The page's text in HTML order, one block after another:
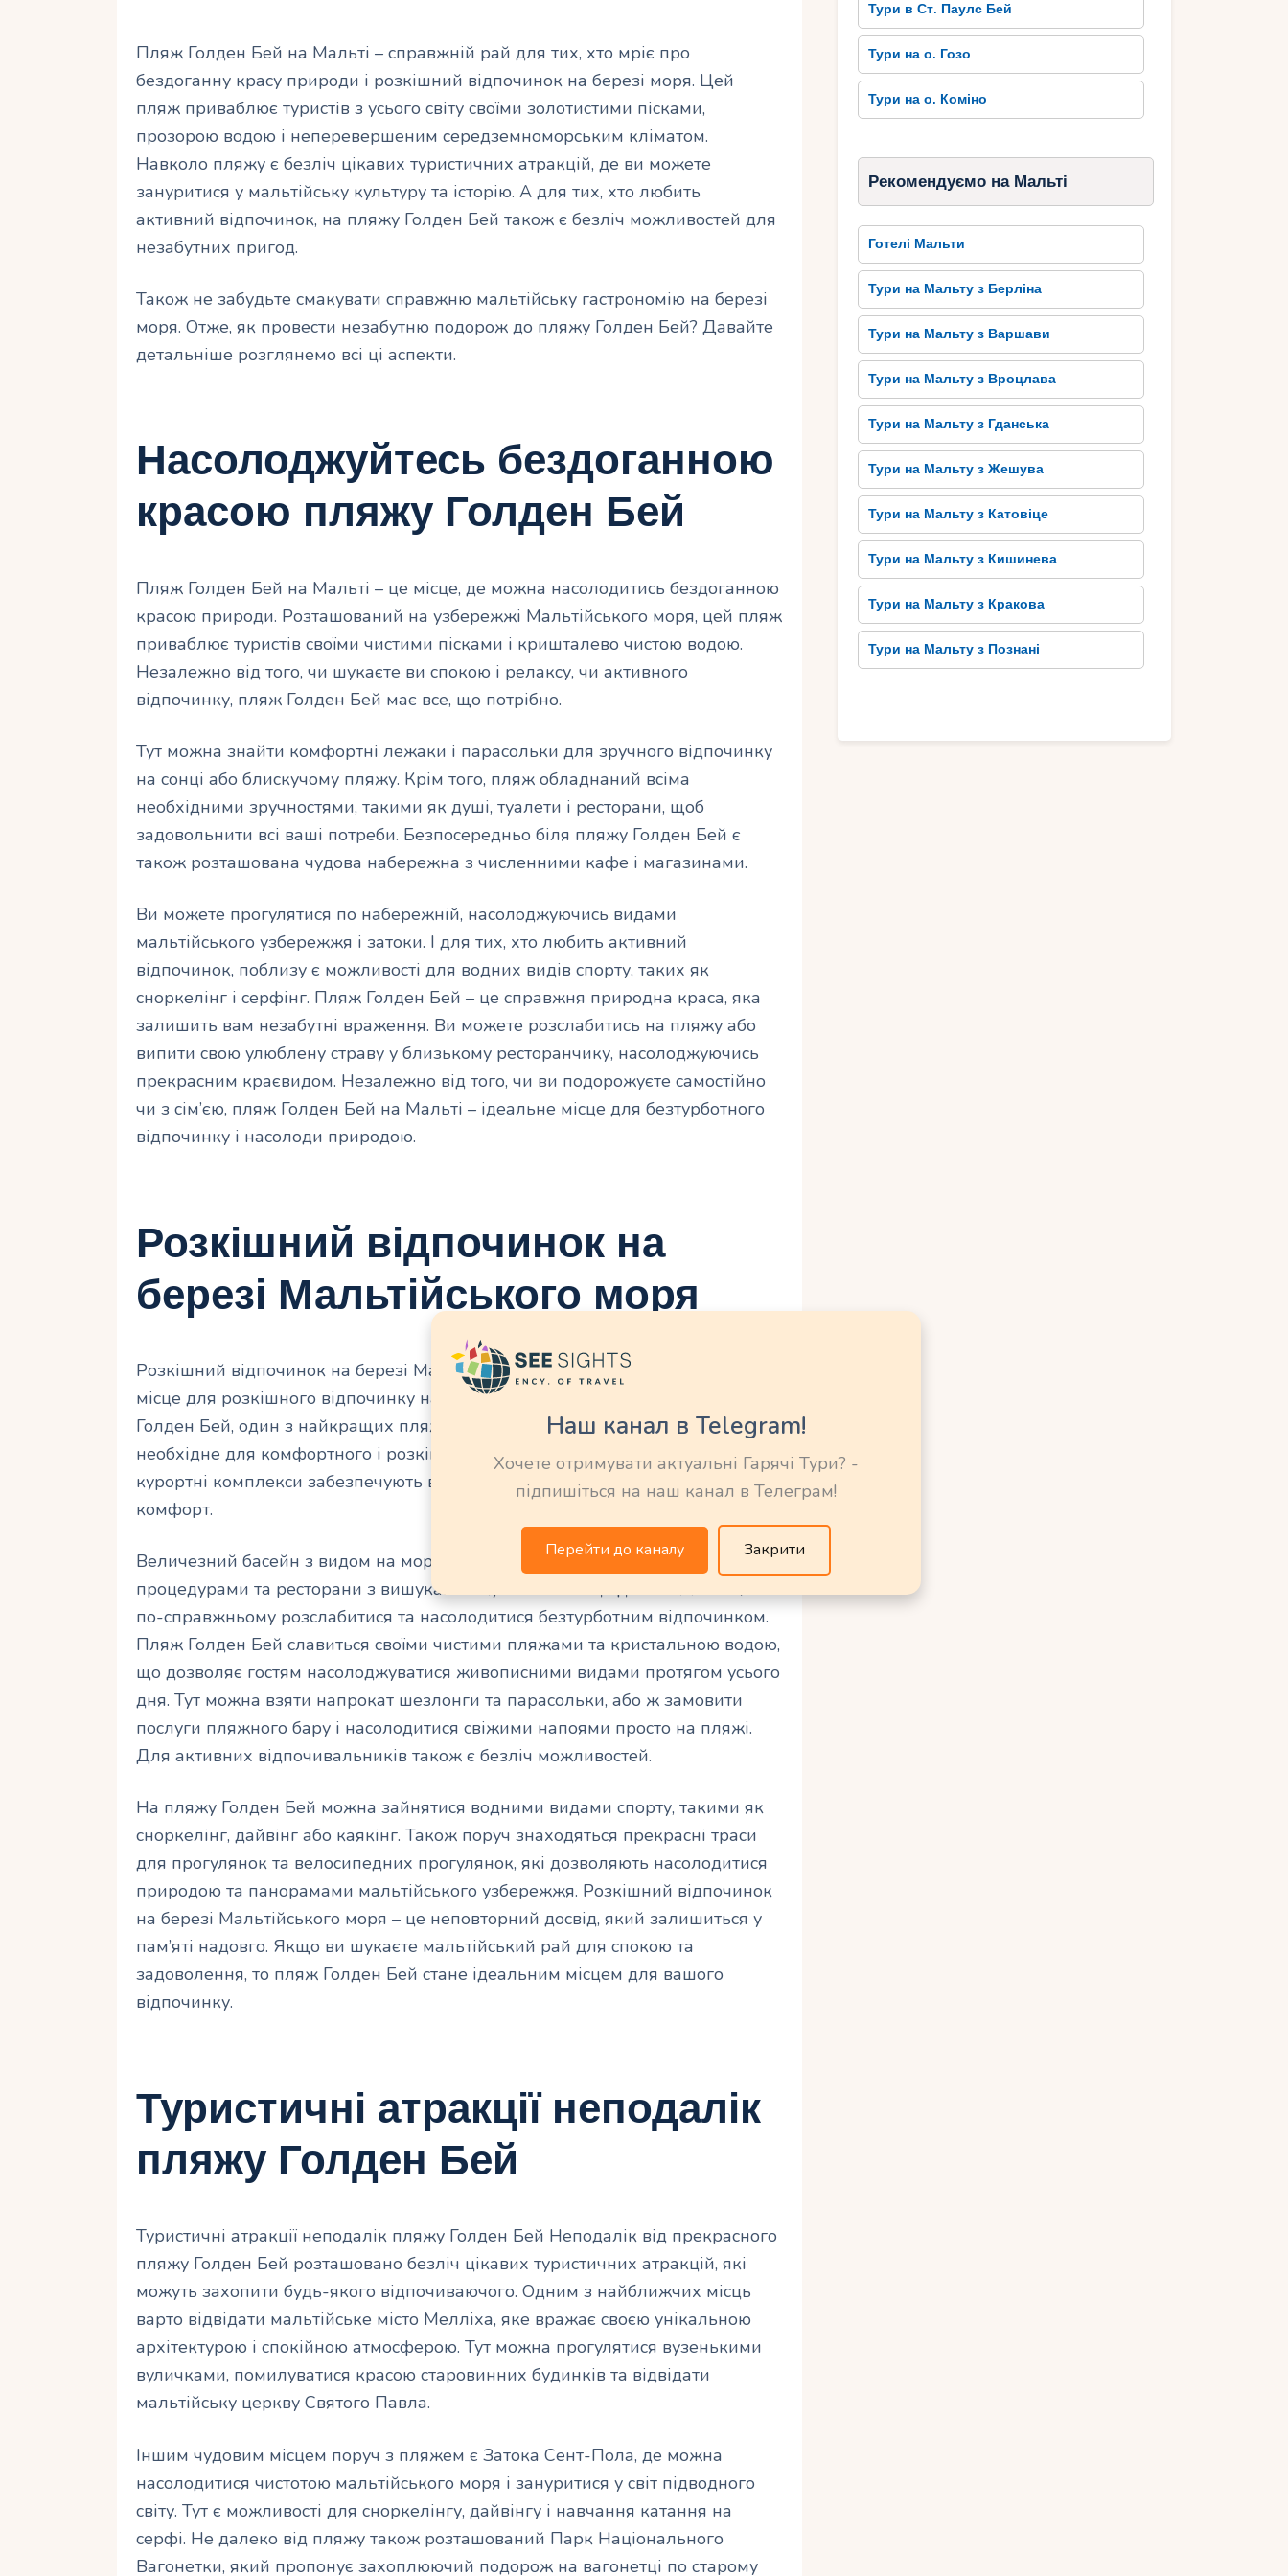
Пляж Голден Бей на Мальті – справжній рай для тих, хто мріє про
бездоганну красу природи і розкішний відпочинок на березі моря. Цей
пляж приваблює туристів з усього світу своїми золотистими пісками,
прозорою водою і неперевершеним середземноморським кліматом.
Навколо пляжу є безліч цікавих туристичних атракцій, де ви можете
зануритися у мальтійську культуру та історію. А для тих, хто любить
активний відпочинок, на пляжу Голден Бей також є безліч можливостей для
незабутних пригод.
Також не забудьте смакувати справжню мальтійську гастрономію на березі
моря. Отже, як провести незабутню подорож до пляжу Голден Бей? Давайте
детальніше розглянемо всі ці аспекти.
Насолоджуйтесь бездоганною
красою пляжу Голден Бей
Пляж Голден Бей на Мальті – це місце, де можна насолодитись бездоганною
красою природи. Розташований на узбережжі Мальтійського моря, цей пляж
приваблює туристів своїми чистими пісками і кришталево чистою водою.
Незалежно від того, чи шукаєте ви спокою і релаксу, чи активного
відпочинку, пляж Голден Бей має все, що потрібно.
Тут можна знайти комфортні лежаки і парасольки для зручного відпочинку
на сонці або блискучому пляжу. Крім того, пляж обладнаний всіма
необхідними зручностями, такими як душі, туалети і ресторани, щоб
задовольнити всі ваші потреби. Безпосередньо біля пляжу Голден Бей є
також розташована чудова набережна з численними кафе і магазинами.
Ви можете прогулятися по набережній, насолоджуючись видами
мальтійського узбережжя і затоки. І для тих, хто любить активний
відпочинок, поблизу є можливості для водних видів спорту, таких як
сноркелінг і серфінг. Пляж Голден Бей – це справжня природна краса, яка
залишить вам незабутні враження. Ви можете розслабитись на пляжу або
випити свою улюблену страву у близькому ресторанчику, насолоджуючись
прекрасним краєвидом. Незалежно від того, чи ви подорожуєте самостійно
чи з сім’єю, пляж Голден Бей на Мальті – ідеальне місце для безтурботного
відпочинку і насолоди природою.
Розкішний відпочинок на
березі Мальтійського моря
Розкішний відпочинок на березі Мальтійського моря Мальта – це ідеальне
місце для розкішного відпочинку на березі Мальтійського моря. Пляж
Голден Бей, один з найкращих пляжів Мальти, пропонує гостям усе
необхідне для комфортного і розкішного відпочинку. Затишні готелі та
курортні комплекси забезпечують високий рівень сервісу та бездоганний
комфорт.
Величезний басейн з видом на море, спа-центри з розкішними
процедурами та ресторани з вишуканою кухнею – все це допоможе гостям
по-справжньому розслабитися та насолодитися безтурботним відпочинком.
Пляж Голден Бей славиться своїми чистими пляжами та кристальною водою,
що дозволяє гостям насолоджуватися живописними видами протягом усього
дня. Тут можна взяти напрокат шезлонги та парасольки, або ж замовити
послуги пляжного бару і насолодитися свіжими напоями просто на пляжі.
Для активних відпочивальників також є безліч можливостей.
На пляжу Голден Бей можна зайнятися водними видами спорту, такими як
сноркелінг, дайвінг або каякінг. Також поруч знаходяться прекрасні траси
для прогулянок та велосипедних прогулянок, які дозволяють насолодитися
природою та панорамами мальтійського узбережжя. Розкішний відпочинок
на березі Мальтійського моря – це неповторний досвід, який залишиться у
пам’яті надовго. Якщо ви шукаєте мальтійський рай для спокою та
задоволення, то пляж Голден Бей стане ідеальним місцем для вашого
відпочинку.
Туристичні атракції неподалік
пляжу Голден Бей
Туристичні атракції неподалік пляжу Голден Бей Неподалік від прекрасного
пляжу Голден Бей розташовано безліч цікавих туристичних атракцій, які
можуть захопити будь-якого відпочиваючого. Одним з найближчих місць
варто відвідати мальтійське місто Мелліха, яке вражає своєю унікальною
архітектурою і спокійною атмосферою. Тут можна прогулятися вузенькими
вуличками, помилуватися красою старовинних будинків та відвідати
мальтійську церкву Святого Павла.
Іншим чудовим місцем поруч з пляжем є Затока Сент-Пола, де можна
насолодитися чистотою мальтійського моря і зануритися у світ підводного
світу. Тут є можливості для сноркелінгу, дайвінгу і навчання катання на
серфі. Не далеко від пляжу також розташований Парк Національного
Вагонетки, який пропонує захоплюючий подорож на вагонетці по старому
Тури в Ст. Паулс Бей
Тури на о. Гозо
Тури на о. Коміно
Рекомендуємо на Мальті
Готелі Мальти
Тури на Мальту з Берліна
Тури на Мальту з Варшави
Тури на Мальту з Вроцлава
Тури на Мальту з Гданська
Тури на Мальту з Жешува
Тури на Мальту з Катовіце
Тури на Мальту з Кишинева
Тури на Мальту з Кракова
Тури на Мальту з Познані
Наш канал в Telegram!
Хочете отримувати актуальні Гарячі Тури? -
підпишіться на наш канал в Телеграм!
Перейти до каналу Закрити